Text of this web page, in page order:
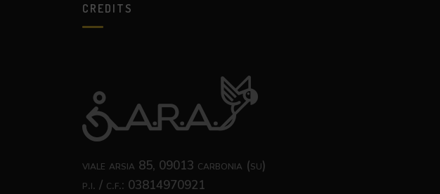
CREDITS
viale arsia 85, 09013 carbonia (su)
p.i. / c.f.: 03814970921